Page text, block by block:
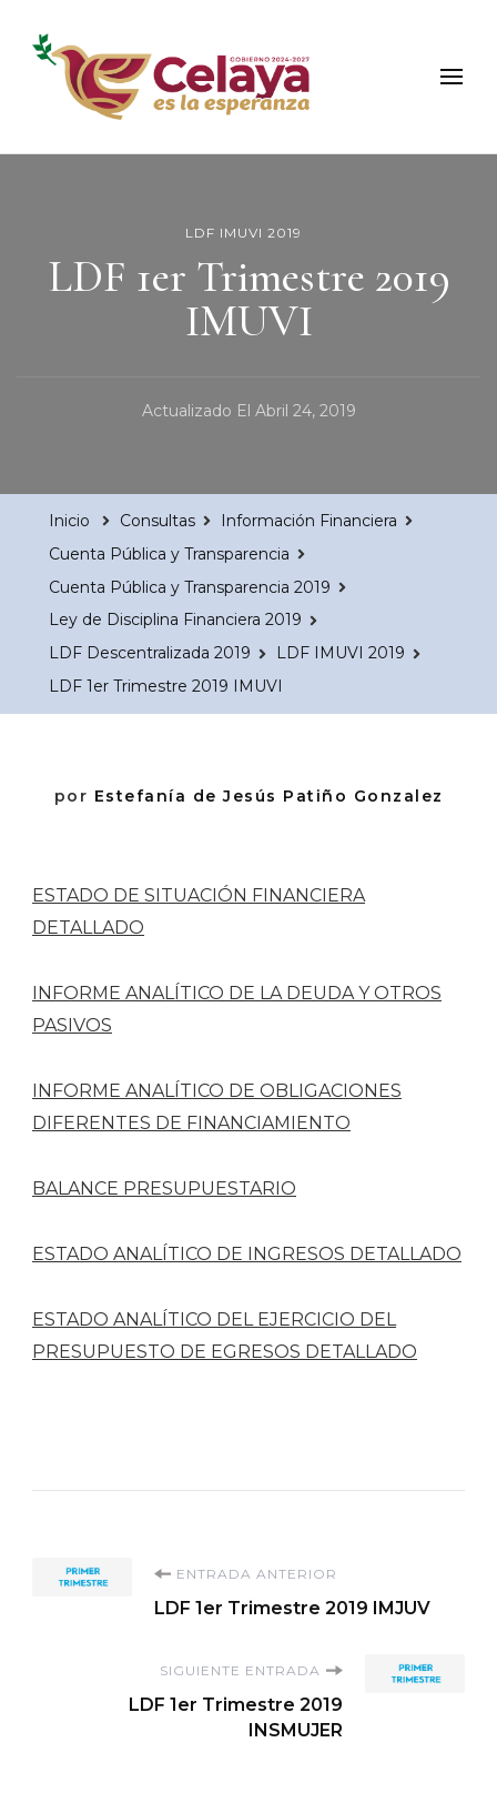
Municipio de Celaya
Portal Oficial del Municipio de Celaya
LDF IMUVI 2019
LDF 1er Trimestre 2019
IMUVI
Actualizado El Abril 24, 2019
Inicio Consultas
Información Financiera
Cuenta Pública y Transparencia
Cuenta Pública y Transparencia 2019
Ley de Disciplina Financiera 2019
LDF Descentralizada 2019
LDF IMUVI 2019
LDF 1er Trimestre 2019 IMUVI
por Estefanía de Jesús Patiño Gonzalez
ESTADO DE SITUACIÓN FINANCIERA
DETALLADO
INFORME ANALÍTICO DE LA DEUDA Y OTROS
PASIVOS
INFORME ANALÍTICO DE OBLIGACIONES
DIFERENTES DE FINANCIAMIENTO
BALANCE PRESUPUESTARIO
ESTADO ANALÍTICO DE INGRESOS DETALLADO
ESTADO ANALÍTICO DEL EJERCICIO DEL
PRESUPUESTO DE EGRESOS DETALLADO
Navegación
entradas
ENTRADA ANTERIOR
LDF 1er Trimestre 2019 IMJUV
SIGUIENTE ENTRADA
LDF 1er Trimestre 2019
INSMUJER